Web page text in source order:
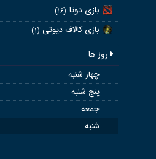
بازی دوتا (۱۶)
بازی کالاف دیوتی (۱)
روز ها
چهار شنبه
پنج شنبه
جمعه
شنبه